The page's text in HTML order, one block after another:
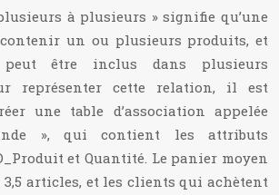
à plusieurs » signifie qu’une
contenir un ou plusieurs produits, et
peut être inclus dans plusieurs
représenter cette relation, il est
une table d’association appelée
», qui contient les attributs
et Quantité. Le panier moyen
articles, et les clients qui achètent